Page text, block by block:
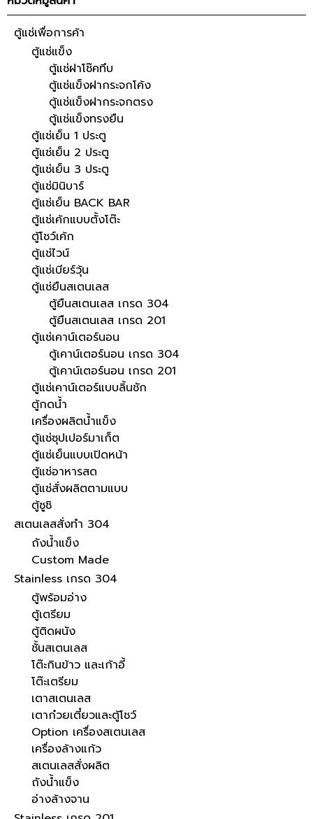
ตู้แช่เพื่อการค้า
ตู้แช่แข็ง
ตู้แช่ฝาโช๊คทึบ
ตู้แช่แข็งฝากระจกโค้ง
ตู้แช่แข็งฝากระจกตรง
ตู้แช่แข็งทรงยืน
ตู้แช่เย็น 1 ประตู
ตู้แช่เย็น 2 ประตู
ตู้แช่เย็น 3 ประตู
ตู้แช่มินิบาร์
ตู้แช่เย็น BACK BAR
ตู้แช่เค้กแบบตั้งโต๊ะ
ตู้โชว์เค้ก
ตู้แช่ไวน์
ตู้แช่เบียร์วุ้น
ตู้แช่ยืนสเตนเลส
ตู้ยืนสเตนเลส เกรด 304
ตู้ยืนสเตนเลส เกรด 201
ตู้แช่เคาน์เตอร์นอน
ตู้เคาน์เตอร์นอน เกรด 304
ตู้เคาน์เตอร์นอน เกรด 201
ตู้แช่เคาน์เตอร์แบบลิ้นชัก
ตู้กดน้ำ
เครื่องผลิตน้ำแข็ง
ตู้แช่ซุปเปอร์มาเก็ต
ตู้แช่เย็นแบบเปิดหน้า
ตู้แช่อาหารสด
ตู้แช่สั่งผลิตตามแบบ
ตู้ซูชิ
สเตนเลสสั่งทำ 304
ถังน้ำแข็ง
Custom Made
Stainless เกรด 304
ตู้พร้อมอ่าง
ตู้เตรียม
ตู้ติดผนัง
ชั้นสเตนเลส
โต๊ะกินข้าว และเก้าอี้
โต๊ะเตรียม
เตาสเตนเลส
เตาก๋วยเตี๋ยวและตู้โชว์
Option เครื่องสเตนเลส
เครื่องล้างแก้ว
สเตนเลสสั่งผลิต
ถังน้ำแข็ง
อ่างล้างจาน